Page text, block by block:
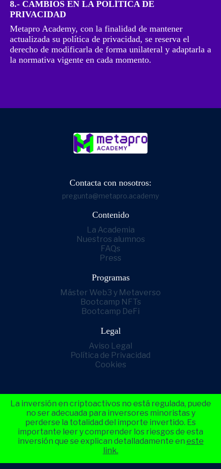
8.- CAMBIOS EN LA POLÍTICA DE
PRIVACIDAD
Metapro Academy, con la finalidad de mantener
actualizada su política de privacidad, se reserva el
derecho de modificarla de forma unilateral y adaptarla a
la normativa vigente en cada momento.
Contacta con nosotros:
pregunta@metapro.academy
Contenido
La Academia
Nuestros alumnos
FAQs
Press
Programas
Máster Web3 y Metaverso
Bootcamp NFTs
Bootcamp DeFi
Legal
Aviso Legal
Política de Privacidad
Cookies
La inversión en criptoactivos no está regulada, puede
no ser adecuada para inversores minoristas y
perderse la totalidad del importe invertido. Es
importante leer y comprender los riesgos de esta
inversión que se explican detalladamente en este
link.